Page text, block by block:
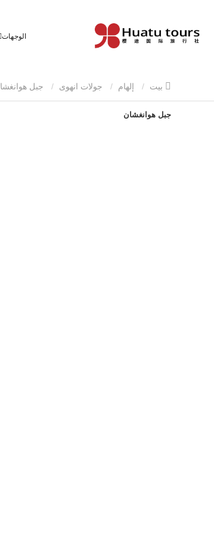
الوجهات
إلهام جولات انهوى
جبل هوانغشان